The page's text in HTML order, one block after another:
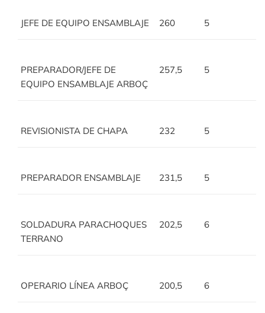
JEFE DE EQUIPO ENSAMBLAJE 260 5
PREPARADOR/JEFE DE
EQUIPO ENSAMBLAJE ARBOÇ
257,5 5
REVISIONISTA DE CHAPA 232 5
PREPARADOR ENSAMBLAJE 231,5 5
SOLDADURA PARACHOQUES
TERRANO
202,5 6
OPERARIO LÍNEA ARBOÇ 200,5 6